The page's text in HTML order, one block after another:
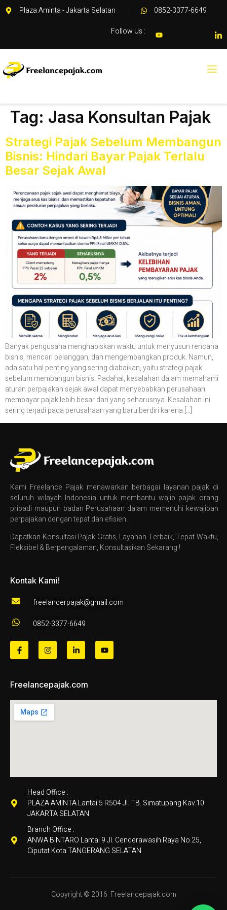
Plaza Aminta - Jakarta Selatan
0852-3377-6649
Follow Us :
Tag: Jasa Konsultan Pajak
Strategi Pajak Sebelum Membangun
Bisnis: Hindari Bayar Pajak Terlalu
Besar Sejak Awal
Banyak pengusaha menghabiskan waktu untuk menyusun rencana
bisnis, mencari pelanggan, dan mengembangkan produk. Namun,
ada satu hal penting yang sering diabaikan, yaitu strategi pajak
sebelum membangun bisnis. Padahal, kesalahan dalam memahami
aturan perpajakan sejak awal dapat menyebabkan perusahaan
membayar pajak lebih besar dari yang seharusnya. Kesalahan ini
sering terjadi pada perusahaan yang baru berdiri karena […]
Kami Freelance Pajak menawarkan berbagai layanan pajak di
seluruh wilayah Indonesia untuk membantu wajib pajak orang
pribadi maupun badan Perusahaan dalam memenuhi kewajiban
perpajakan dengan tepat dan efisien.
Dapatkan Konsultasi Pajak Gratis, Layanan Terbaik, Tepat Waktu,
Fleksibel & Berpengalaman, Konsultasikan Sekarang !
Kontak Kami!
freelancerpajak@gmail.com
0852-3377-6649
Freelancepajak.com
Head Office :
PLAZA AMINTA Lantai 5 R504 Jl. TB. Simatupang Kav.10
JAKARTA SELATAN
Branch Office :
ANWA BINTARO Lantai 9 Jl. Cenderawasih Raya No.25,
Ciputat Kota TANGERANG SELATAN
Copyright © 2016 Freelancepajak.com